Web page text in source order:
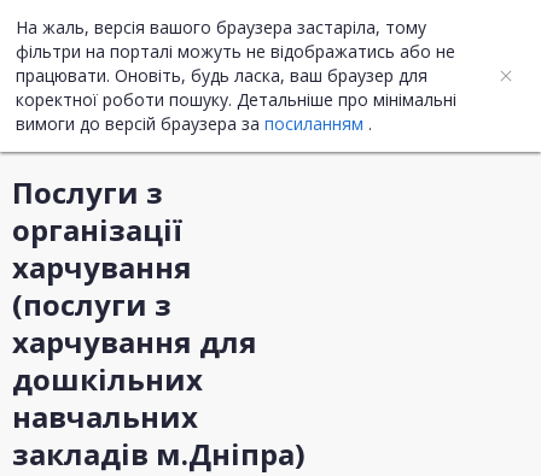
На жаль, версія вашого браузера застаріла, тому
фільтри на порталі можуть не відображатись або не
працювати. Оновіть, будь ласка, ваш браузер для
коректної роботи пошуку. Детальніше про мінімальні
вимоги до версій браузера за посиланням .
UA ENG
Інформація про закупівлю
Послуги з
організації
харчування
(послуги з
харчування для
дошкільних
навчальних
закладів м.Дніпра)